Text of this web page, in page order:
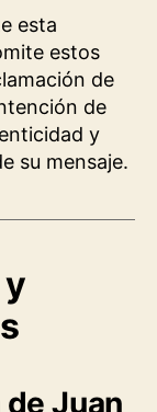
esta
estos
de
de
y
su mensaje.
Juan